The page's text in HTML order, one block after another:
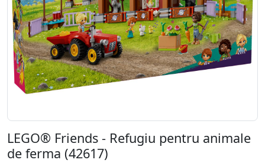
LEGO® Friends - Refugiu pentru animale
de ferma (42617)